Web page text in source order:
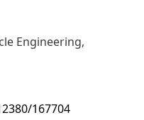
Engineering,
167704